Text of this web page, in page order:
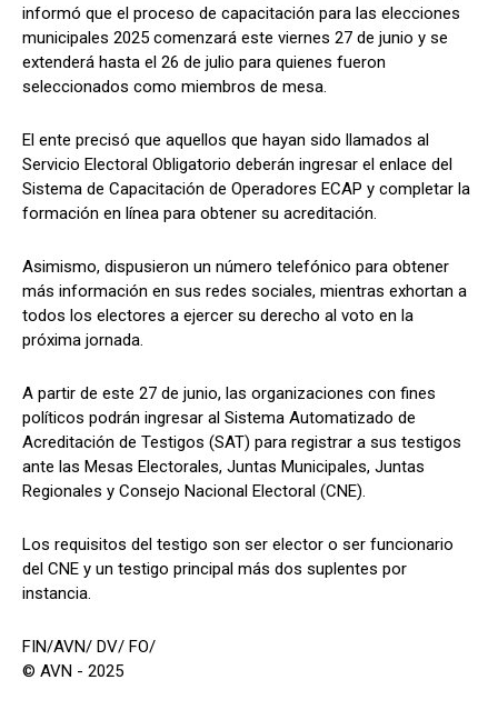
informó que el proceso de capacitación para las elecciones
municipales 2025 comenzará este viernes 27 de junio y se
extenderá hasta el 26 de julio para quienes fueron
seleccionados como miembros de mesa.
El ente precisó que aquellos que hayan sido llamados al
Servicio Electoral Obligatorio deberán ingresar el enlace del
Sistema de Capacitación de Operadores ECAP y completar la
formación en línea para obtener su acreditación.
Asimismo, dispusieron un número telefónico para obtener
más información en sus redes sociales, mientras exhortan a
todos los electores a ejercer su derecho al voto en la
próxima jornada.
A partir de este 27 de junio, las organizaciones con fines
políticos podrán ingresar al Sistema Automatizado de
Acreditación de Testigos (SAT) para registrar a sus testigos
ante las Mesas Electorales, Juntas Municipales, Juntas
Regionales y Consejo Nacional Electoral (CNE).
Los requisitos del testigo son ser elector o ser funcionario
del CNE y un testigo principal más dos suplentes por
instancia.
FIN/AVN/ DV/ FO/
© AVN - 2025